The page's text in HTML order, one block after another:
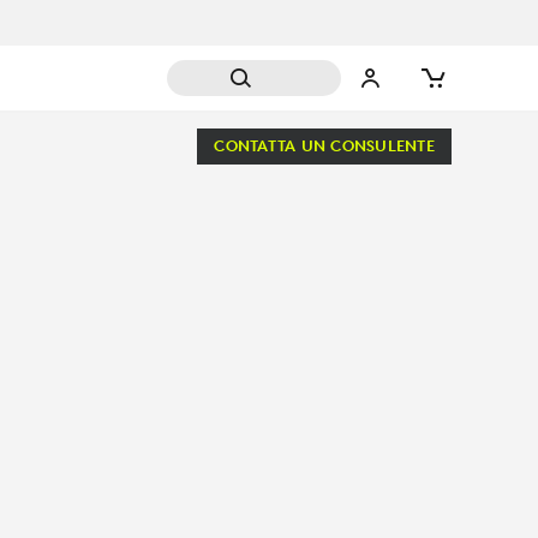
CONTATTA UN CONSULENTE